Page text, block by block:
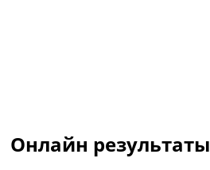
Онлайн результаты